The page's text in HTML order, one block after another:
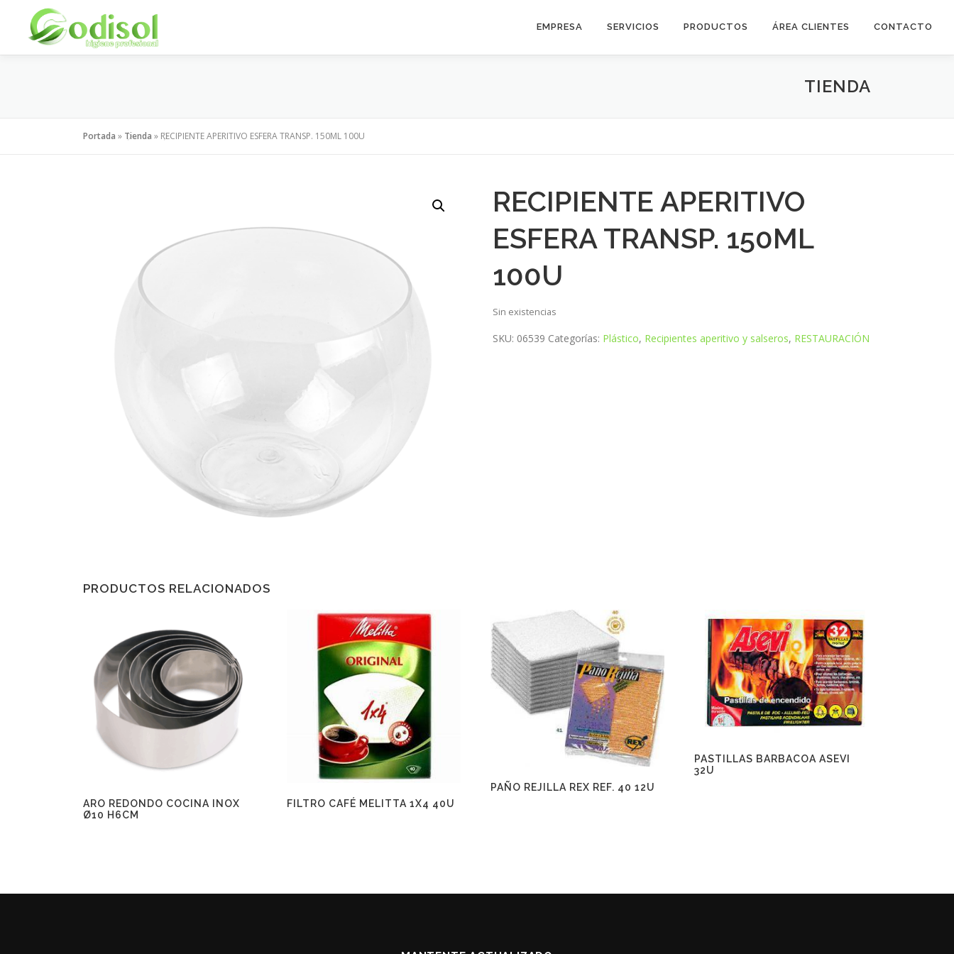
contenido
EMPRESA SERVICIOS PRODUCTOS ÁREA CLIENTES CONTACTO
TIENDA
Portada » Tienda » RECIPIENTE APERITIVO ESFERA TRANSP. 150ML 100U
RECIPIENTE APERITIVO
ESFERA TRANSP. 150ML
100U
Sin existencias
SKU: 06539 Categorías: Plástico, Recipientes aperitivo y salseros, RESTAURACIÓN
PRODUCTOS RELACIONADOS
ARO REDONDO COCINA INOX
Ø10 H6CM
FILTRO CAFÉ MELITTA 1X4 40U
PAÑO REJILLA REX REF. 40 12U
PASTILLAS BARBACOA ASEVI
32U